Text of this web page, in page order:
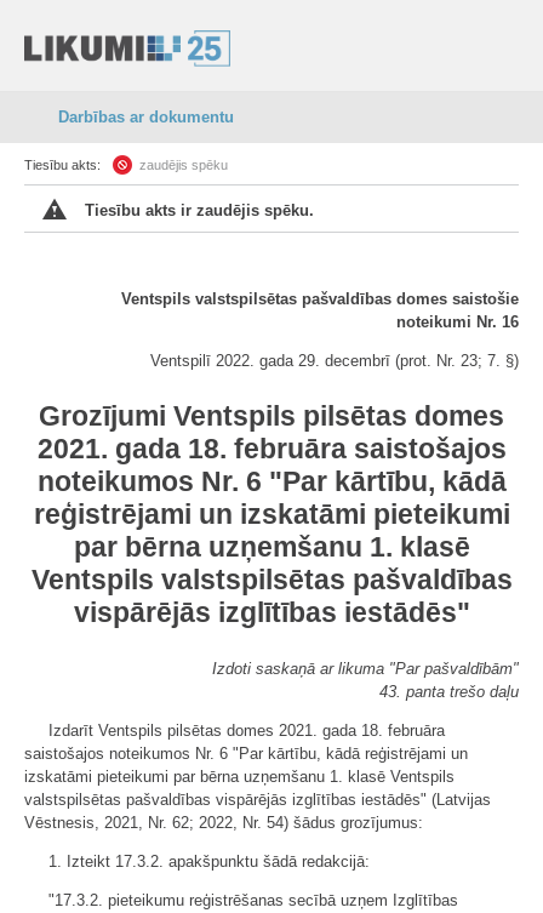
Darbības ar dokumentu
Tiesību akts: zaudējis spēku
Tiesību akts ir zaudējis spēku.
Ventspils valstspilsētas pašvaldības domes saistošie
noteikumi Nr. 16
Ventspilī 2022. gada 29. decembrī (prot. Nr. 23; 7. §)
Grozījumi Ventspils pilsētas domes
2021. gada 18. februāra saistošajos
noteikumos Nr. 6 "Par kārtību, kādā
reģistrējami un izskatāmi pieteikumi
par bērna uzņemšanu 1. klasē
Ventspils valstspilsētas pašvaldības
vispārējās izglītības iestādēs"
Izdoti saskaņā ar likuma "Par pašvaldībām"
43. panta trešo daļu
Izdarīt Ventspils pilsētas domes 2021. gada 18. februāra
saistošajos noteikumos Nr. 6 "Par kārtību, kādā reģistrējami un
izskatāmi pieteikumi par bērna uzņemšanu 1. klasē Ventspils
valstspilsētas pašvaldības vispārējās izglītības iestādēs" (Latvijas
Vēstnesis, 2021, Nr. 62; 2022, Nr. 54) šādus grozījumus:
1. Izteikt 17.3.2. apakšpunktu šādā redakcijā:
"17.3.2. pieteikumu reģistrēšanas secībā uzņem Izglītības